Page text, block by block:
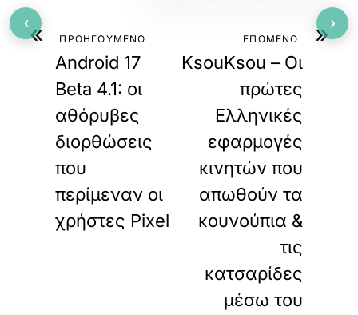
« ΠΡΟΗΓΟΥΜΕΝΟ
Android 17
Beta 4.1: οι
αθόρυβες
διορθώσεις
που
περίμεναν οι
χρήστες Pixel
»
ΕΠΟΜΕΝΟ
KsouKsou – Οι
πρώτες
Ελληνικές
εφαρμογές
κινητών που
απωθούν τα
κουνούπια &
τις
κατσαρίδες
μέσω του
‹ ›